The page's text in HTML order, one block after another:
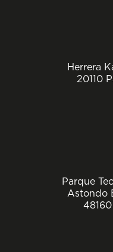
Herrera
20110
Parque
Astondo